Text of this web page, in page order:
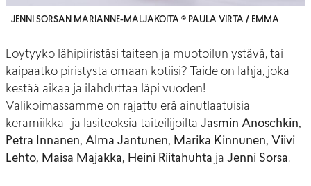
JENNI SORSAN MARIANNE-MALJAKOITA © PAULA VIRTA / EMMA
Löytyykö lähipiiristäsi taiteen ja muotoilun ystävä, tai
kaipaatko piristystä omaan kotiisi? Taide on lahja, joka
kestää aikaa ja ilahduttaa läpi vuoden!
Valikoimassamme on rajattu erä ainutlaatuisia
keramiikka- ja lasiteoksia taiteilijoilta Jasmin Anoschkin,
Petra Innanen, Alma Jantunen, Marika Kinnunen, Viivi
Lehto, Maisa Majakka, Heini Riitahuhta ja Jenni Sorsa.